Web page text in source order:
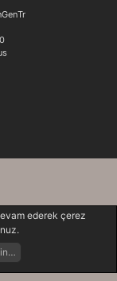
ederek çerez